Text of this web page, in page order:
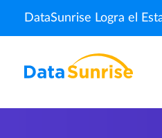
DataSunrise Logra el